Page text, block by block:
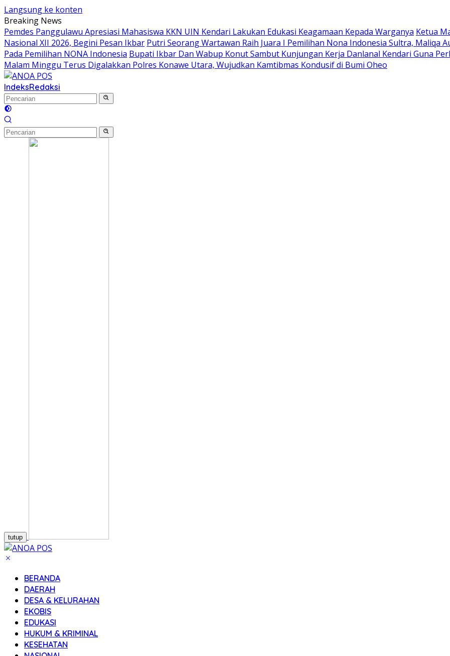
Langsung ke konten
Breaking News
Pemdes Panggulawu Apresiasi Mahasiswa KKN UIN Kendari Lakukan Edukasi Keagamaan Kepada Warganya Ketua
Nasional XII 2026, Begini Pesan Ikbar Putri Seorang Wartawan ‎Raih Juara I Pemilihan Nona Indonesia Sultra, Maliqa
Pada Pemilihan NONA Indonesia Bupati Ikbar Dan Wabup Konut Sambut Kunjungan Kerja Danlanal Kendari Guna
Malam Minggu Terus Digalakkan Polres Konawe Utara, Wujudkan Kamtibmas Kondusif di Bumi Oheo
IndeksRedaksi
tutup
BERANDA
DAERAH
DESA & KELURAHAN
EKOBIS
EDUKASI
HUKUM & KRIMINAL
KESEHATAN